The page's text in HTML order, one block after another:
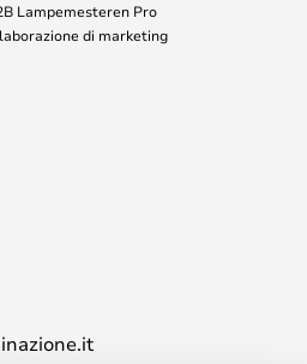
Lampemesteren Pro
di marketing